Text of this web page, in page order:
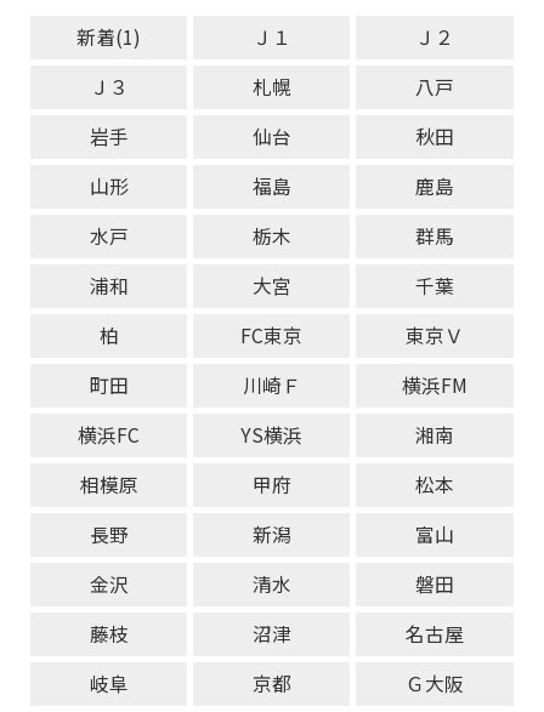
新着(1) Ｊ１
Ｊ２
Ｊ３
札幌
八戸
岩手
仙台
秋田
山形
福島
鹿島
水戸
栃木
群馬
浦和
大宮
千葉
柏
FC東京
東京Ｖ
町田
川崎Ｆ
横浜FM
横浜FC
YS横浜
湘南
相模原
甲府
松本
長野
新潟
富山
金沢
清水
磐田
藤枝
沼津
名古屋
岐阜
京都
Ｇ大阪